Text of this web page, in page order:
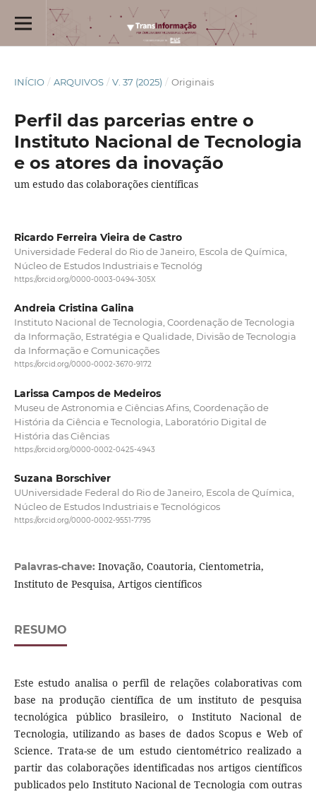
INÍCIO / ARQUIVOS / V. 37 (2025) / Originais
Perfil das parcerias entre o
Instituto Nacional de Tecnologia
e os atores da inovação
um estudo das colaborações científicas
Ricardo Ferreira Vieira de Castro
Universidade Federal do Rio de Janeiro, Escola de Química,
Núcleo de Estudos Industriais e Tecnológ
https://orcid.org/0000-0003-0494-305X
Andreia Cristina Galina
Instituto Nacional de Tecnologia, Coordenação de Tecnologia
da Informação, Estratégia e Qualidade, Divisão de Tecnologia
da Informação e Comunicações
https://orcid.org/0000-0002-3670-9172
Larissa Campos de Medeiros
Museu de Astronomia e Ciências Afins, Coordenação de
História da Ciência e Tecnologia, Laboratório Digital de
História das Ciências
https://orcid.org/0000-0002-0425-4943
Suzana Borschiver
UUniversidade Federal do Rio de Janeiro, Escola de Química,
Núcleo de Estudos Industriais e Tecnológicos
https://orcid.org/0000-0002-9551-7795
Palavras-chave: Inovação, Coautoria, Cientometria,
Instituto de Pesquisa, Artigos científicos
RESUMO
Este estudo analisa o perfil de relações colaborativas com
base na produção científica de um instituto de pesquisa
tecnológica público brasileiro, o Instituto Nacional de
Tecnologia, utilizando as bases de dados Scopus e Web of
Science. Trata-se de um estudo cientométrico realizado a
partir das colaborações identificadas nos artigos científicos
publicados pelo Instituto Nacional de Tecnologia com outras